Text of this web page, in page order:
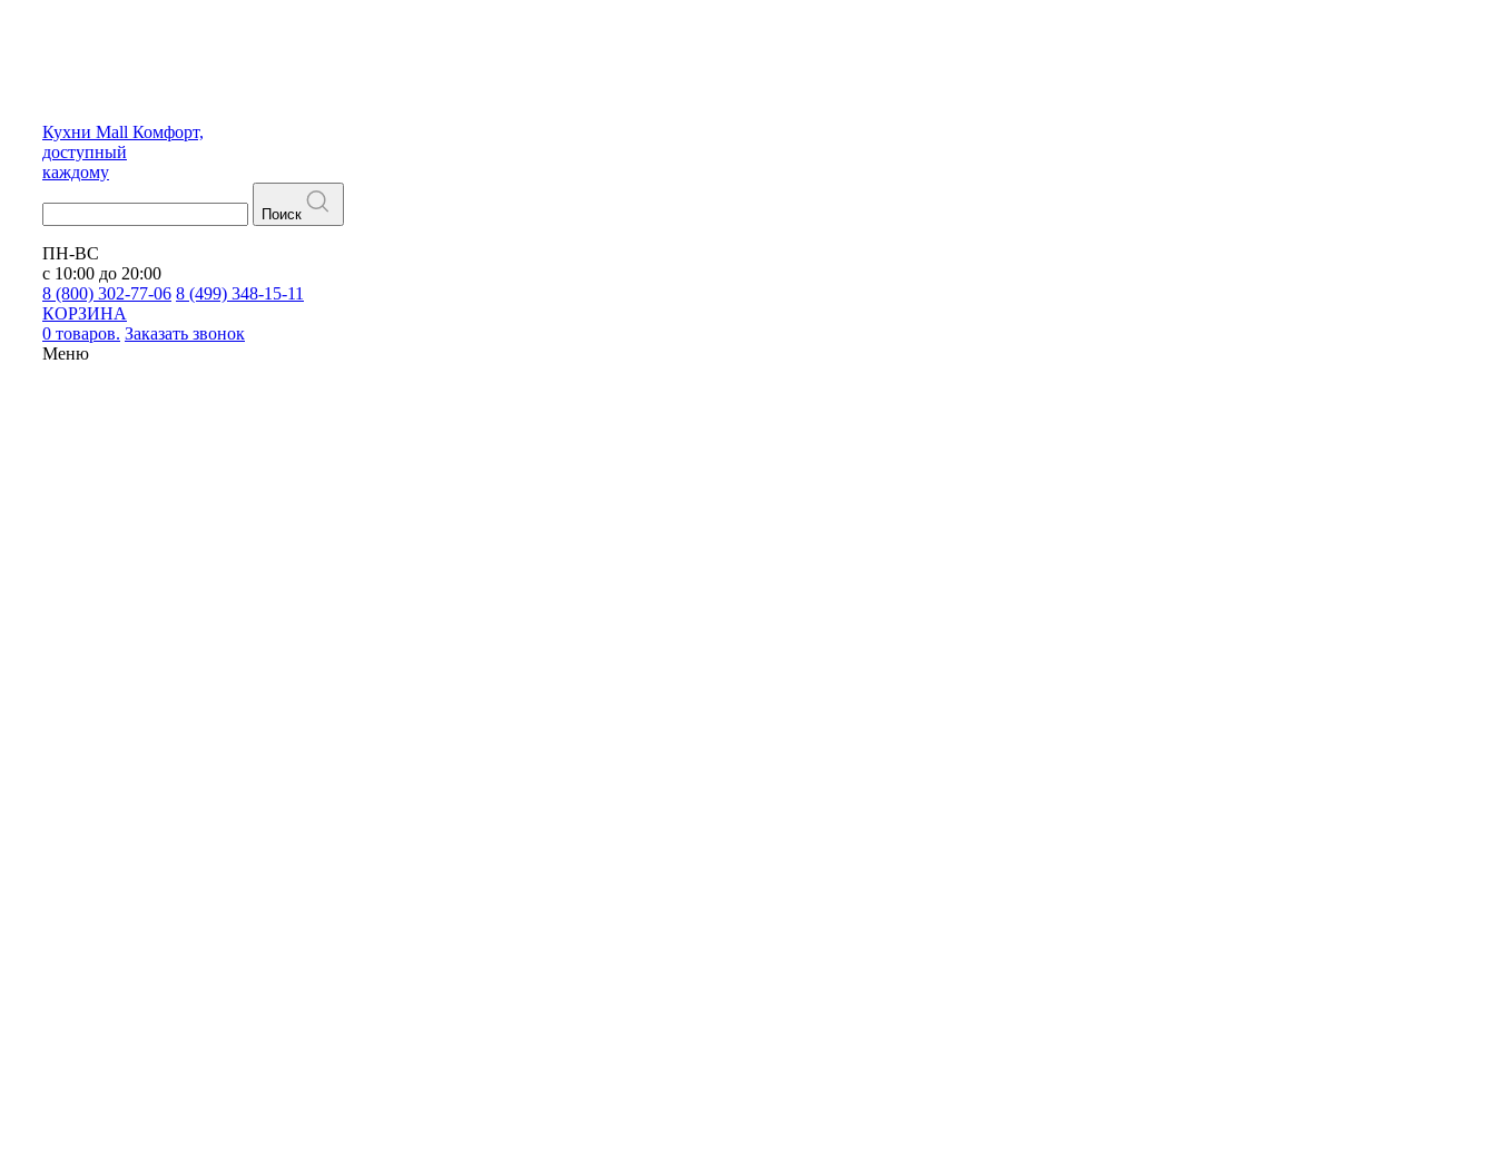
Кухни Mall Комфорт,
доступный
каждому
Поиск
ПН-ВС
с 10:00 до 20:00
8 (800) 302-77-06 8 (499) 348-15-11
КОРЗИНА
0 товаров. Заказать звонок
Меню